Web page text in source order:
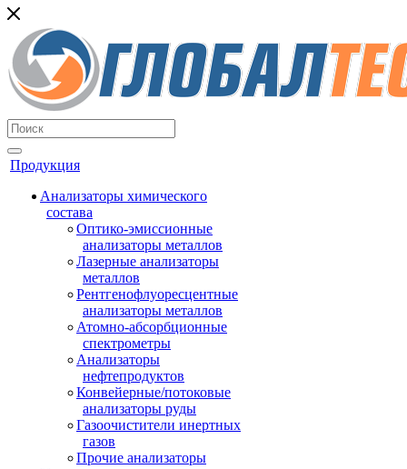
Продукция
Анализаторы химического
состава
Оптико-эмиссионные
анализаторы металлов
Лазерные анализаторы
металлов
Рентгенофлуоресцентные
анализаторы металлов
Атомно-абсорбционные
спектрометры
Анализаторы
нефтепродуктов
Конвейерные/потоковые
анализаторы руды
Газоочистители инертных
газов
Прочие анализаторы